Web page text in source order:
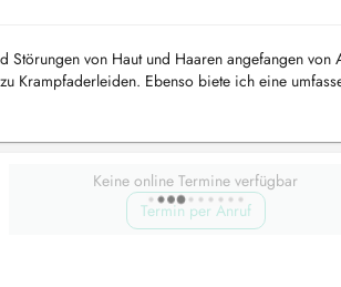
von Haut und Haaren angefangen von
Krampfaderleiden. Ebenso biete ich eine
Keine online Termine verfügbar
Termin per Anruf